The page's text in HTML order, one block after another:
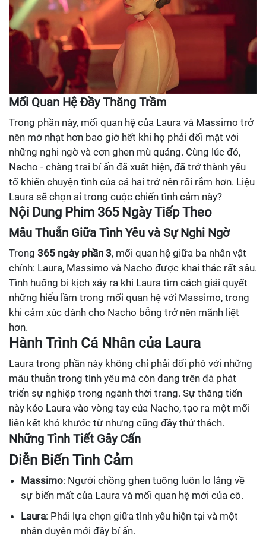
Mối Quan Hệ Đầy Thăng Trầm
Trong phần này, mối quan hệ của Laura và Massimo trở
nên mờ nhạt hơn bao giờ hết khi họ phải đối mặt với
những nghi ngờ và cơn ghen mù quáng. Cùng lúc đó,
Nacho - chàng trai bí ẩn đã xuất hiện, đã trở thành yếu
tố khiến chuyện tình của cả hai trở nên rối rắm hơn. Liệu
Laura sẽ chọn ai trong cuộc chiến tình cảm này?
Nội Dung Phim 365 Ngày Tiếp Theo
Mâu Thuẫn Giữa Tình Yêu và Sự Nghi Ngờ
Trong 365 ngày phần 3, mối quan hệ giữa ba nhân vật
chính: Laura, Massimo và Nacho được khai thác rất sâu.
Tình huống bi kịch xảy ra khi Laura tìm cách giải quyết
những hiểu lầm trong mối quan hệ với Massimo, trong
khi cảm xúc dành cho Nacho bỗng trở nên mãnh liệt
hơn.
Hành Trình Cá Nhân của Laura
Laura trong phần này không chỉ phải đối phó với những
mâu thuẫn trong tình yêu mà còn đang trên đà phát
triển sự nghiệp trong ngành thời trang. Sự thăng tiến
này kéo Laura vào vòng tay của Nacho, tạo ra một mối
liên kết khó khước từ nhưng cũng đầy thử thách.
Những Tình Tiết Gây Cấn
Diễn Biến Tình Cảm
Massimo: Người chồng ghen tuông luôn lo lắng về
sự biến mất của Laura và mối quan hệ mới của cô.
Laura: Phải lựa chọn giữa tình yêu hiện tại và một
nhân duyên mới đầy bí ẩn.